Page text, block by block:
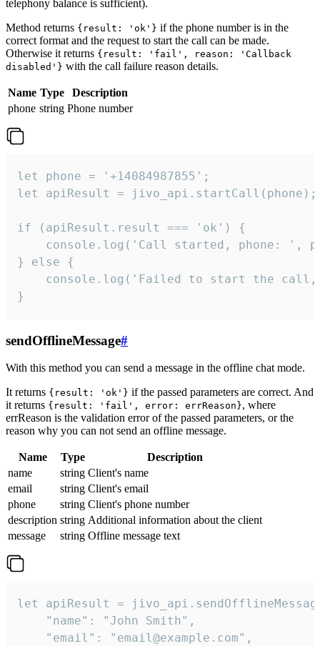
telephony balance is sufficient).
Method returns {result: 'ok'} if the phone number is in the
correct format and the request to start the call can be made.
Otherwise it returns {result: 'fail', reason: 'Callback
disabled'} with the call failure reason details.
Name Type
Description
phone string Phone number
let phone = '+14084987855';
let apiResult = jivo_api.startCall(phone);
if (apiResult.result === 'ok') {
console.log('Call started, phone: ',
} else {
console.log('Failed to start the
}
sendOfflineMessage#
With this method you can send a message in the offline chat mode.
It returns {result: 'ok'} if the passed parameters are correct. And
it returns {result: 'fail', error: errReason}, where
errReason is the validation error of the passed parameters, or the
reason why you can not send an offline message.
Name Type
Description
name
string Client's name
email
string Client's email
phone
string Client's phone number
description string Additional information about the client
message
string Offline message text
let apiResult =
    "name": "John Smith",
    "email": "email@example.com",